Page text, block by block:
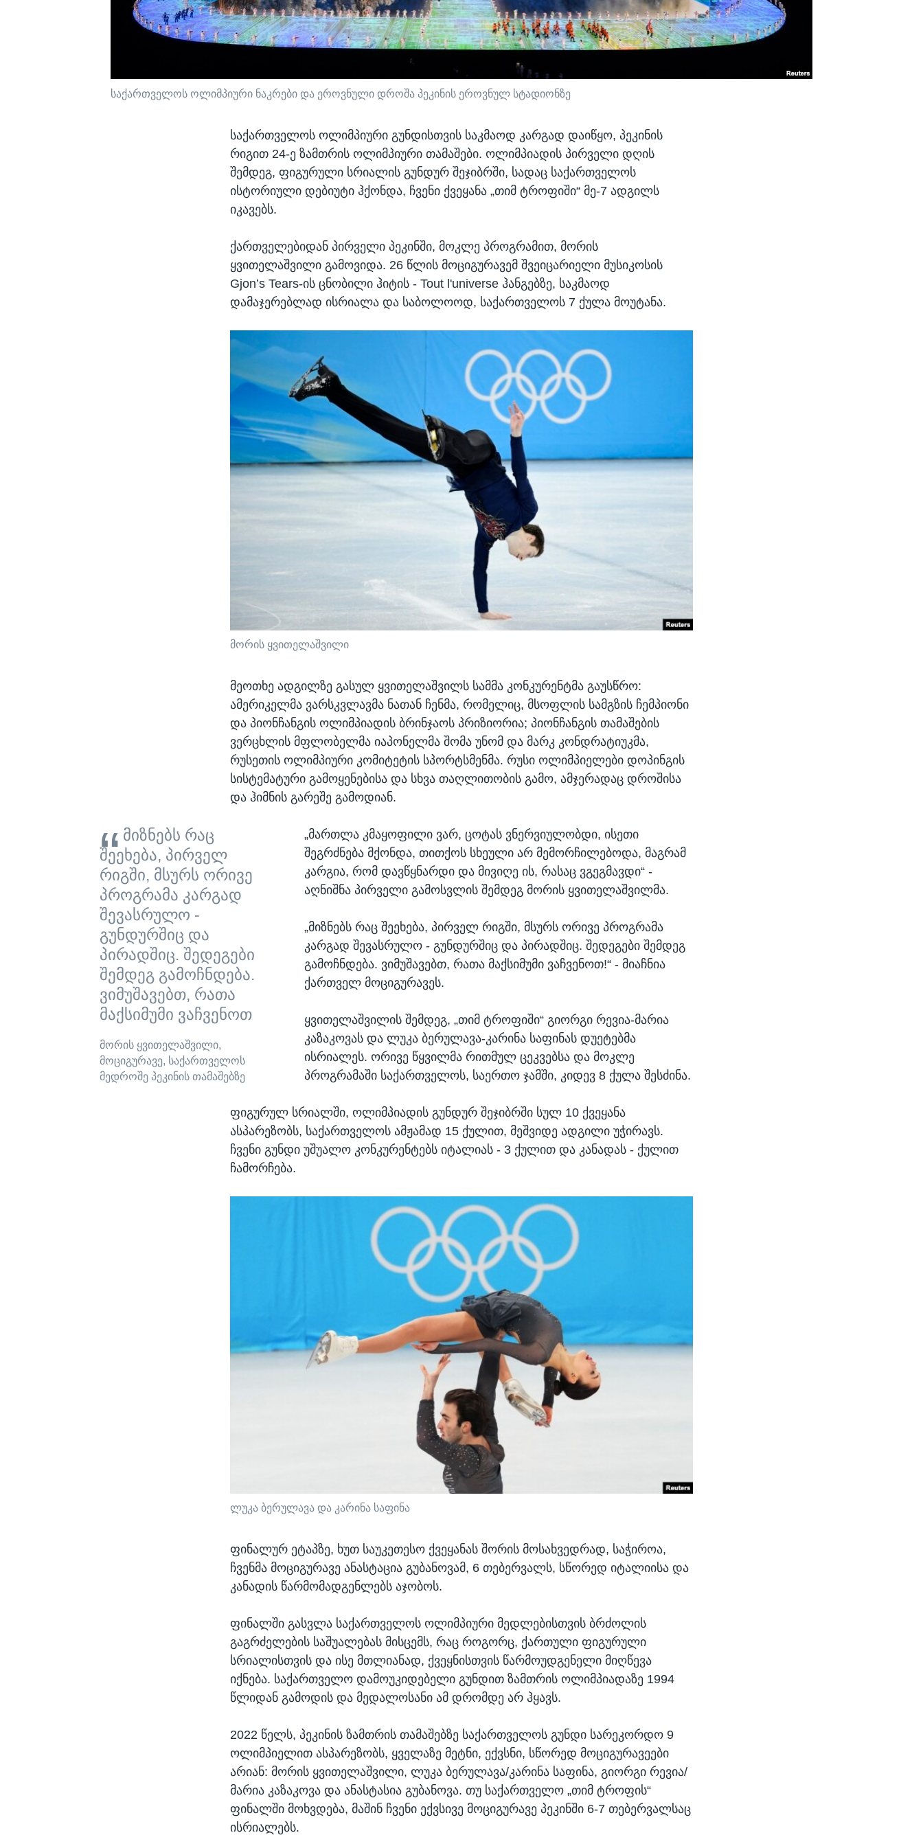
საქართველოს ოლიმპიური ნაკრები და ეროვნული დროშა პეკინის ეროვნულ სტადიონზე
საქართველოს ოლიმპიური გუნდისთვის საკმაოდ კარგად დაიწყო, პეკინის
რიგით 24-ე ზამთრის ოლიმპიური თამაშები. ოლიმპიადის პირველი დღის
შემდეგ, ფიგურული სრიალის გუნდურ შეჯიბრში, სადაც საქართველოს
ისტორიული დებიუტი ჰქონდა, ჩვენი ქვეყანა „თიმ ტროფიში“ მე-7 ადგილს
იკავებს.
ქართველებიდან პირველი პეკინში, მოკლე პროგრამით, მორის
ყვითელაშვილი გამოვიდა. 26 წლის მოციგურავემ შვეიცარიელი მუსიკოსის
Gjon’s Tears-ის ცნობილი ჰიტის - Tout l'universe ჰანგებზე, საკმაოდ
დამაჯერებლად ისრიალა და საბოლოოდ, საქართველოს 7 ქულა მოუტანა.
მორის ყვითელაშვილი
მეოთხე ადგილზე გასულ ყვითელაშვილს სამმა კონკურენტმა გაუსწრო:
ამერიკელმა ვარსკვლავმა ნათან ჩენმა, რომელიც, მსოფლის სამგზის ჩემპიონი
და პიონჩანგის ოლიმპიადის ბრინჯაოს პრიზიორია; პიონჩანგის თამაშების
ვერცხლის მფლობელმა იაპონელმა შომა უნომ და მარკ კონდრატიუკმა,
რუსეთის ოლიმპიური კომიტეტის სპორტსმენმა. რუსი ოლიმპიელები დოპინგის
სისტემატური გამოყენებისა და სხვა თაღლითობის გამო, ამჯერადაც დროშისა
და ჰიმნის გარეშე გამოდიან.
მიზნებს რაც
შეეხება, პირველ
რიგში, მსურს ორივე
პროგრამა კარგად
შევასრულო -
გუნდურშიც და
პირადშიც. შედეგები
შემდეგ გამოჩნდება.
ვიმუშავებთ, რათა
მაქსიმუმი ვაჩვენოთ
მორის ყვითელაშვილი,
მოციგურავე, საქართველოს
მედროშე პეკინის თამაშებზე
„მართლა კმაყოფილი ვარ, ცოტას ვნერვიულობდი, ისეთი
შეგრძნება მქონდა, თითქოს სხეული არ მემორჩილებოდა, მაგრამ
კარგია, რომ დავწყნარდი და მივიღე ის, რასაც ვგეგმავდი“ -
აღნიშნა პირველი გამოსვლის შემდეგ მორის ყვითელაშვილმა.
„მიზნებს რაც შეეხება, პირველ რიგში, მსურს ორივე პროგრამა
კარგად შევასრულო - გუნდურშიც და პირადშიც. შედეგები შემდეგ
გამოჩნდება. ვიმუშავებთ, რათა მაქსიმუმი ვაჩვენოთ!“ - მიაჩნია
ქართველ მოციგურავეს.
ყვითელაშვილის შემდეგ, „თიმ ტროფიში“ გიორგი რევია-მარია
კაზაკოვას და ლუკა ბერულავა-კარინა საფინას დუეტებმა
ისრიალეს. ორივე წყვილმა რითმულ ცეკვებსა და მოკლე
პროგრამაში საქართველოს, საერთო ჯამში, კიდევ 8 ქულა შესძინა.
ფიგურულ სრიალში, ოლიმპიადის გუნდურ შეჯიბრში სულ 10 ქვეყანა
ასპარეზობს, საქართველოს ამჟამად 15 ქულით, მეშვიდე ადგილი უჭირავს.
ჩვენი გუნდი უშუალო კონკურენტებს იტალიას - 3 ქულით და კანადას - ქულით
ჩამორჩება.
ლუკა ბერულავა და კარინა საფინა
ფინალურ ეტაპზე, ხუთ საუკეთესო ქვეყანას შორის მოსახვედრად, საჭიროა,
ჩვენმა მოციგურავე ანასტაცია გუბანოვამ, 6 თებერვალს, სწორედ იტალიისა და
კანადის წარმომადგენლებს აჯობოს.
ფინალში გასვლა საქართველოს ოლიმპიური მედლებისთვის ბრძოლის
გაგრძელების საშუალებას მისცემს, რაც როგორც, ქართული ფიგურული
სრიალისთვის და ისე მთლიანად, ქვეყნისთვის წარმოუდგენელი მიღწევა
იქნება. საქართველო დამოუკიდებელი გუნდით ზამთრის ოლიმპიადაზე 1994
წლიდან გამოდის და მედალოსანი ამ დრომდე არ ჰყავს.
2022 წელს, პეკინის ზამთრის თამაშებზე საქართველოს გუნდი სარეკორდო 9
ოლიმპიელით ასპარეზობს, ყველაზე მეტნი, ექვსნი, სწორედ მოციგურავეები
არიან: მორის ყვითელაშვილი, ლუკა ბერულავა/კარინა საფინა, გიორგი რევია/
მარია კაზაკოვა და ანასტასია გუბანოვა. თუ საქართველო „თიმ ტროფის“
ფინალში მოხვდება, მაშინ ჩვენი ექვსივე მოციგურავე პეკინში 6-7 თებერვალსაც
ისრიალებს.